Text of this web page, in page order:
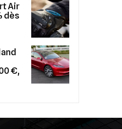
Air
dès
€,